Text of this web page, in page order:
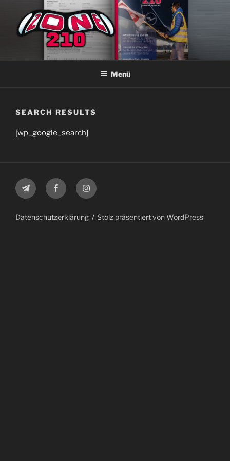
springen
ZONE210
Die ver.di Zeitschrift bei Lufthansa Technik Hamburg
Menü
SEARCH RESULTS
[wp_google_search]
TelegramFacebookInstagram
Datenschutzerklärung Stolz präsentiert von WordPress